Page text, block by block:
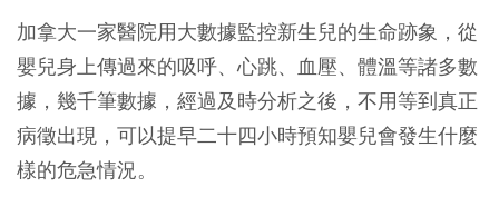
加拿大一家醫院用大數據監控新生兒的生命跡象，從
嬰兒身上傳過來的吸呼、心跳、血壓、體溫等諸多數
據，幾千筆數據，經過及時分析之後，不用等到真正
病徵出現，可以提早二十四小時預知嬰兒會發生什麼
樣的危急情況。